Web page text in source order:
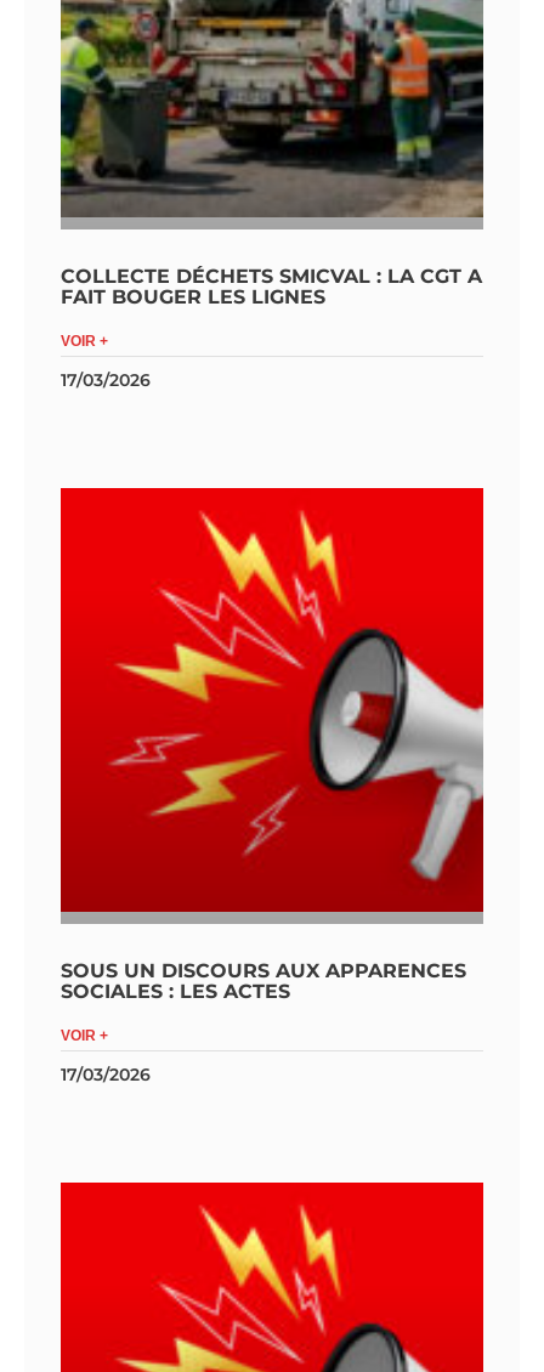
COLLECTE DÉCHETS SMICVAL : LA CGT A
FAIT BOUGER LES LIGNES
VOIR +
17/03/2026
SOUS UN DISCOURS AUX APPARENCES
SOCIALES : LES ACTES
VOIR +
17/03/2026